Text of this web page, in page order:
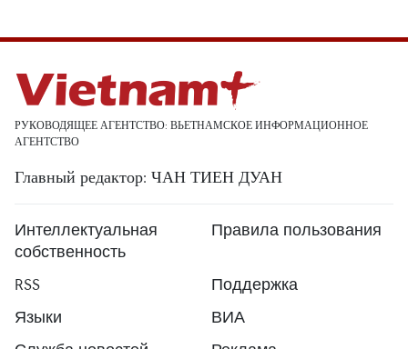
РУКОВОДЯЩЕЕ АГЕНТСТВО: ВЬЕТНАМСКОЕ ИНФОРМАЦИОННОЕ
АГЕНТСТВО
Главный редактор: ЧАН ТИЕН ДУАН
Интеллектуальная
собственность
Правила пользования
RSS
Поддержка
Языки
ВИА